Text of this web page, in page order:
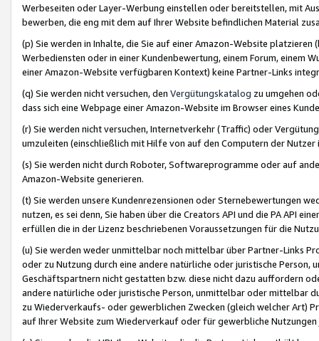
Werbeseiten oder Layer-Werbung einstellen oder bereitstellen, mit
bewerben, die eng mit dem auf Ihrer Website befindlichen Material
(p) Sie werden in Inhalte, die Sie auf einer Amazon-Website
Werbediensten oder in einer Kundenbewertung, einem Forum, einem
einer Amazon-Website verfügbaren Kontext) keine Partner-Links
(q) Sie werden nicht versuchen, den Vergütungskatalog zu umgehen
dass sich eine Webpage einer Amazon-Website im Browser eines
(r) Sie werden nicht versuchen, Internetverkehr (Traffic) oder
umzuleiten (einschließlich mit Hilfe von auf den Computern der
(s) Sie werden nicht durch Roboter, Softwareprogramme oder auf
Amazon-Website generieren.
(t) Sie werden unsere Kundenrezensionen oder Sternebewertungen
nutzen, es sei denn, Sie haben über die Creators API und die PA API
erfüllen die in der Lizenz beschriebenen Voraussetzungen für die
(u) Sie werden weder unmittelbar noch mittelbar über Partner-Links
oder zu Nutzung durch eine andere natürliche oder juristische
Geschäftspartnern nicht gestatten bzw. diese nicht dazu auffordern
andere natürliche oder juristische Person, unmittelbar oder mittelbar
zu Wiederverkaufs- oder gewerblichen Zwecken (gleich welcher Art)
auf Ihrer Website zum Wiederverkauf oder für gewerbliche